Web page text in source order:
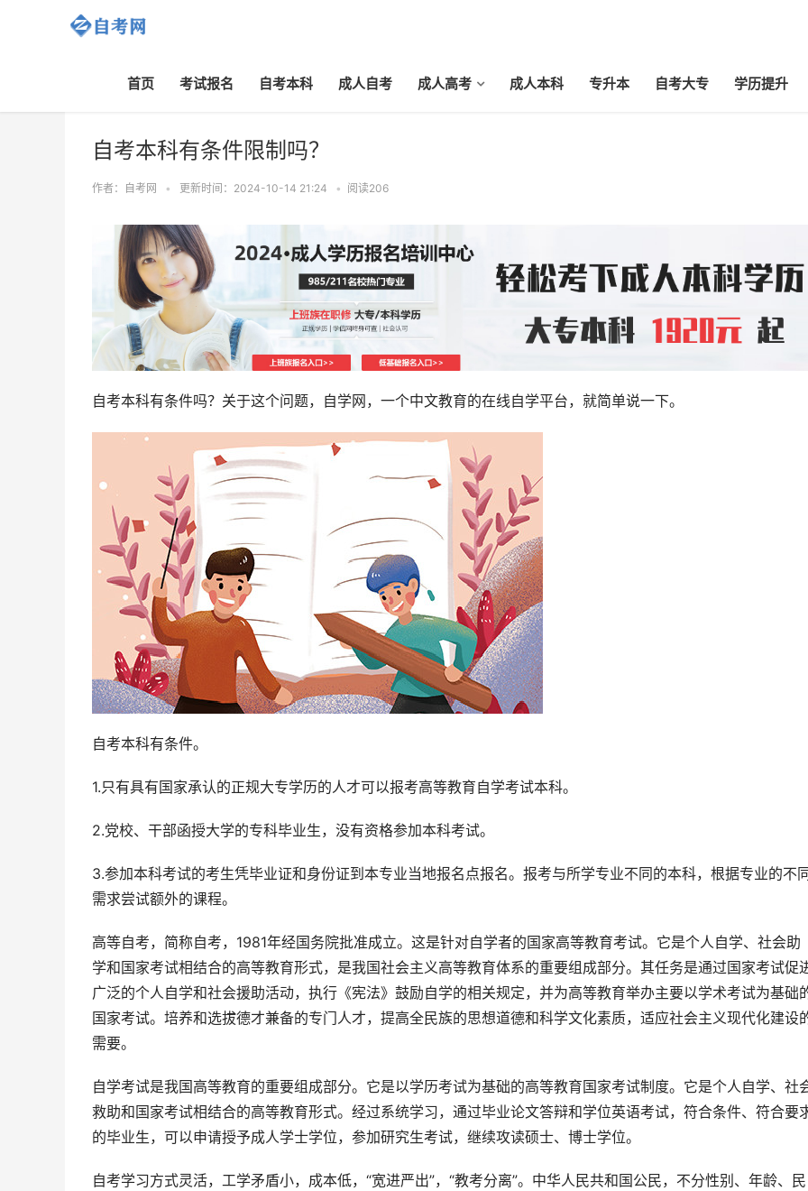
首页 考试报名 自考本科 成人自考 成人高考 成人本科 专升本 自考大专 学历提升
主页>自考政策 >
自考本科有条件限制吗？
作者：自考网 • 更新时间：2024-10-14 21:24 • 阅读206
自考本科有条件吗？关于这个问题，自学网，一个中文教育的在线自学平台，就简单说一下。
自考本科有条件。
1.只有具有国家承认的正规大专学历的人才可以报考高等教育自学考试本科。
2.党校、干部函授大学的专科毕业生，没有资格参加本科考试。
3.参加本科考试的考生凭毕业证和身份证到本专业当地报名点报名。报考与所学专业不同的本科，根据专业的不
需求尝试额外的课程。
高等自考，简称自考，1981年经国务院批准成立。这是针对自学者的国家高等教育考试。它是个人自学、社会助
学和国家考试相结合的高等教育形式，是我国社会主义高等教育体系的重要组成部分。其任务是通过国家考试促
广泛的个人自学和社会援助活动，执行《宪法》鼓励自学的相关规定，并为高等教育举办主要以学术考试为基础
国家考试。培养和选拔德才兼备的专门人才，提高全民族的思想道德和科学文化素质，适应社会主义现代化建设
需要。
自学考试是我国高等教育的重要组成部分。它是以学历考试为基础的高等教育国家考试制度。它是个人自学、社
救助和国家考试相结合的高等教育形式。经过系统学习，通过毕业论文答辩和学位英语考试，符合条件、符合要
的毕业生，可以申请授予成人学士学位，参加研究生考试，继续攻读硕士、博士学位。
自考学习方式灵活，工学矛盾小，成本低，“宽进严出”，“教考分离”。中华人民共和国公民，不分性别、年龄、民